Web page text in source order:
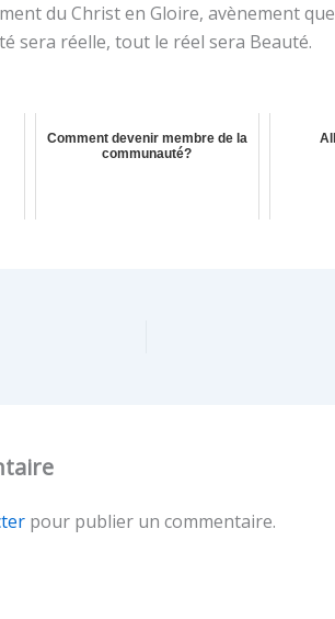
du Christ en Gloire, avènement
sera réelle, tout le réel sera Beauté.
Comment devenir membre de la
communauté?
pour publier un commentaire.